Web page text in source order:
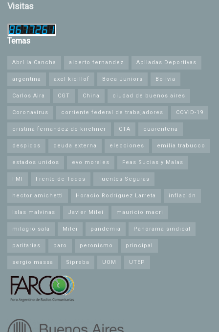
Visitas
Temas
Abrí la Cancha alberto fernandez Apiladas Deportivas
argentina axel kicillof Boca Juniors Bolivia
Carlos Aira CGT China ciudad de buenos aires
Coronavirus corriente federal de trabajadores COVID-19
cristina fernandez de kirchner CTA cuarentena
despidos deuda externa elecciones emilia trabucco
estados unidos evo morales Feas Sucias y Malas
FMI Frente de Todos Fuentes Seguras
hector amichetti Horacio Rodríguez Larreta inflación
islas malvinas Javier Milei mauricio macri
milagro sala Milei pandemia Panorama sindical
paritarias paro peronismo principal
sergio massa Sipreba UOM UTEP